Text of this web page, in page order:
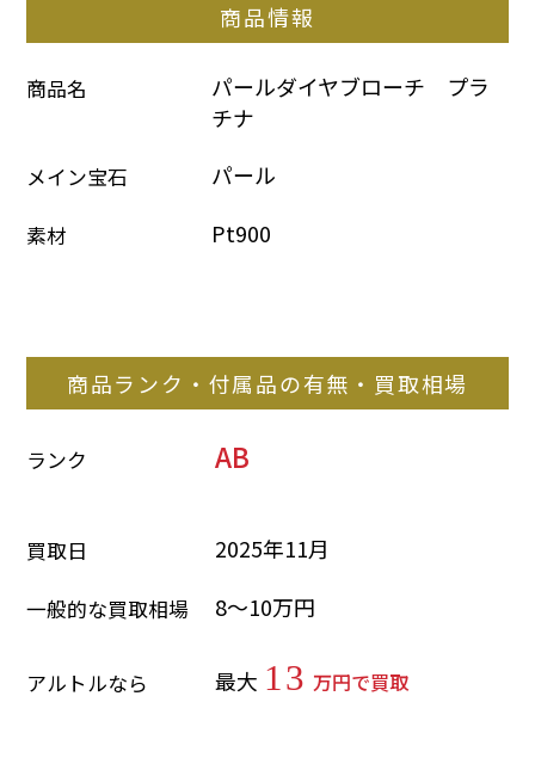
商品情報
商品名
パールダイヤブローチ　プラ
チナ
メイン宝石 パール
素材 Pt900
商品ランク・付属品の有無・買取相場
ランク AB
買取日 2025年11月
一般的な買取相場 8～10万円
アルトルなら 最大 13 万円で買取